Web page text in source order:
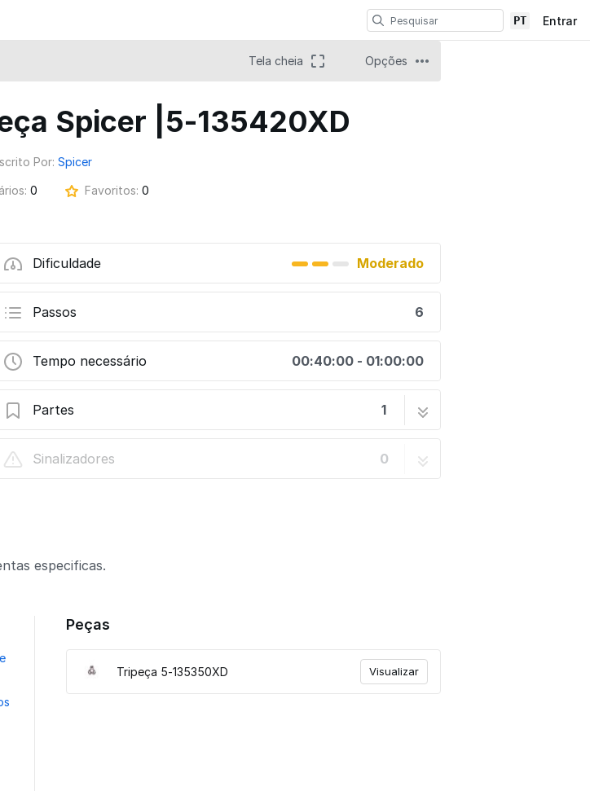
PT Entrar
Tela cheia Opções
Spicer |5-135420XD
Por: Spicer
0 Favoritos: 0
Dificuldade Moderado
Passos 6
Tempo necessário 00:40:00 - 01:00:00
Partes 1
Sinalizadores 0
especificas.
Peças
Tripeça 5-135350XD Visualizar